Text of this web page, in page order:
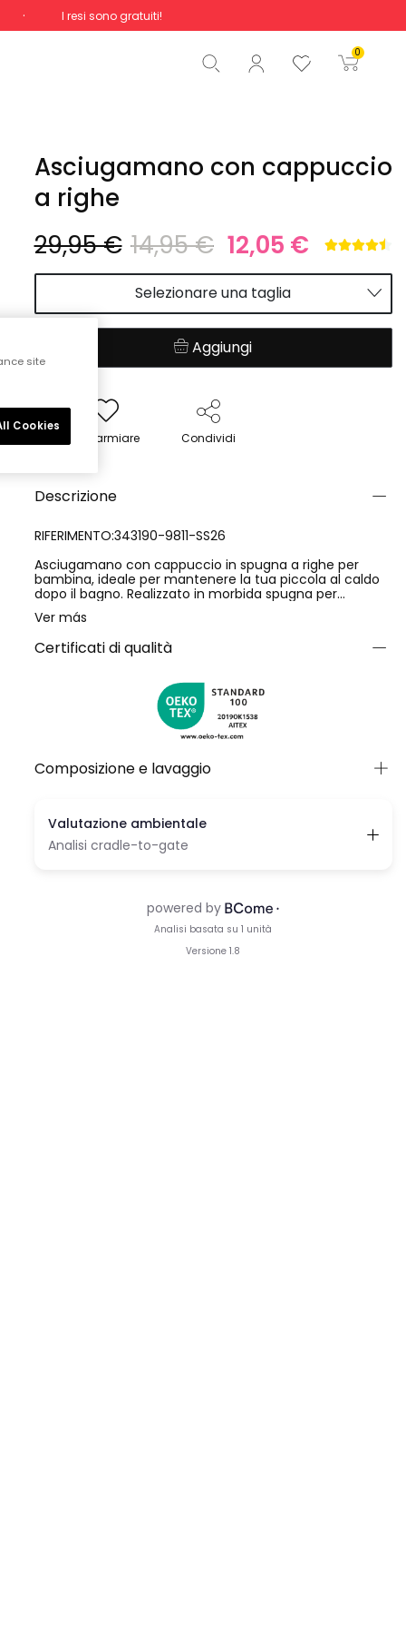
I resi sono gratuiti!
0
Totale 0,00 €
Inizio ordine
Asciugamano con cappuccio
a righe
29,95 € 14,95 € 12,05 €
Selezionare una taglia
Aggiungi
Risparmiare Condividi
Descrizione
RIFERIMENTO:343190-9811-SS26
Asciugamano con cappuccio in spugna a righe per
bambina, ideale per mantenere la tua piccola al caldo
dopo il bagno. Realizzato in morbida spugna per
garantire comfort. Presenta un design a righe nei toni
del rosa e bianco con disegni colorati di frutta che
aggiungono un tocco divertente. Perfetto per età da 0
mesi a 2 anni. Il cappuccio a righe blu e bianche offre
vivace e accogliente, è un'opzione pratica per rendere i
momenti del bagno ancora più piacevoli per la tua
Ver más
Certificati di qualità
Composizione e lavaggio
site
Cookies